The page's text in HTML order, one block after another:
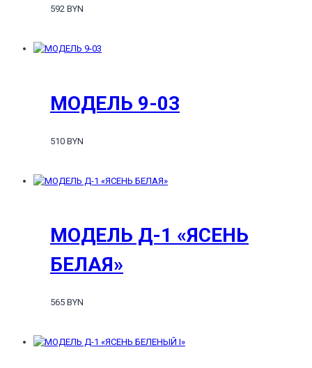
592 BYN
МОДЕЛЬ 9-03
510 BYN
МОДЕЛЬ Д-1 «ЯСЕНЬ
БЕЛАЯ»
565 BYN